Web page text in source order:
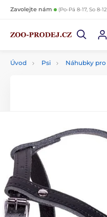
Zavolejte nám (Po-Pá 8-17, So 8-
Úvod Psi Náhubky pro